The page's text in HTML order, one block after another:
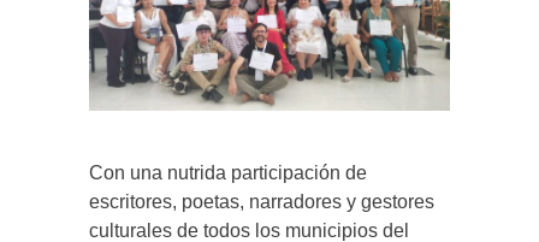
Con una nutrida participación de
escritores, poetas, narradores y gestores
culturales de todos los municipios del